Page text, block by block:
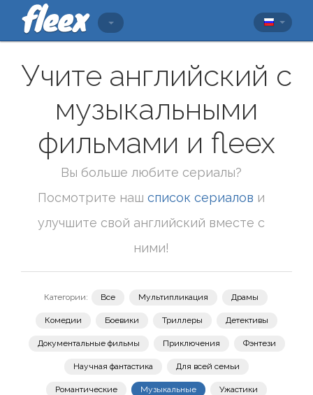
Учите английский с
музыкальными
фильмами и fleex
Вы больше любите сериалы?
Посмотрите наш список сериалов и
улучшите свой английский вместе с
ними!
Категории: Все Мультипликация Драмы
Комедии Боевики Триллеры Детективы
Документальные фильмы Приключения Фэнтези
Научная фантастика Для всей семьи
Романтические Музыкальные Ужастики